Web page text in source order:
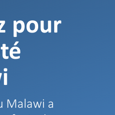
pour
Malawi a